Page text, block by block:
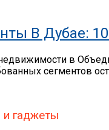
В Дубае:
в
сегментов
гаджеты